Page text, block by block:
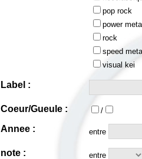
pop rock
power
rock
speed
visual kei
Label :
Coeur/Gueule : /
Annee : entre
note : entre